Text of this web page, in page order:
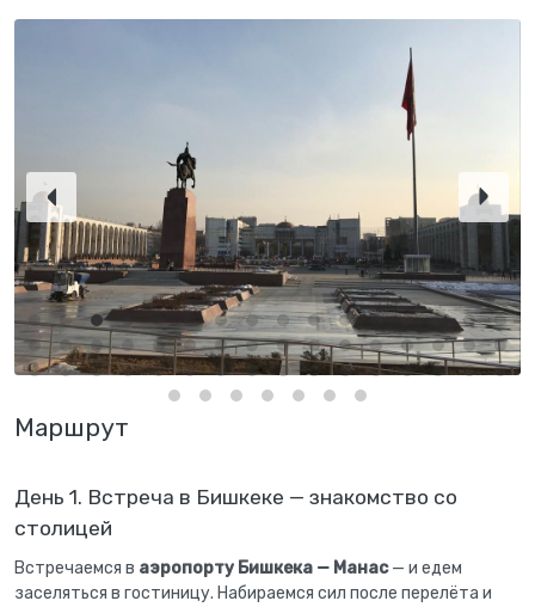
Маршрут
День 1. Встреча в Бишкеке — знакомство со
столицей
Встречаемся в аэропорту Бишкека — Манас— и едем
заселяться в гостиницу. Набираемся сил после перелёта и